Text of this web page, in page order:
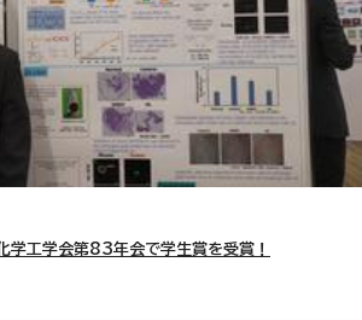
学工学会第83年会で学生賞を受賞！